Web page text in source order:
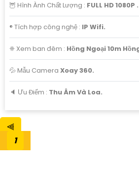
🦉 Hình Ành Chất Lượng : FULL HD 1080P .
®️ Tích hợp công nghệ : IP Wifi.
❈ Xem ban đêm : Hồng Ngoại 10m
💦 Mẫu Camera Xoay 360.
️🔈 Ưu Điểm : Thu Âm Và Loa.
⫷
1